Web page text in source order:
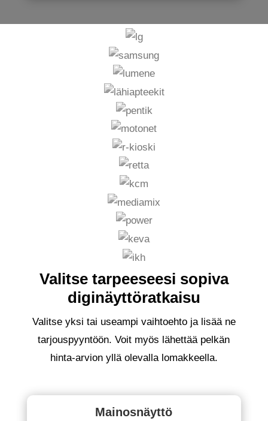
Valitse tarpeeseesi sopiva
diginäyttöratkaisu
Valitse yksi tai useampi vaihtoehto ja lisää ne
tarjouspyyntöön. Voit myös lähettää pelkän
hinta-arvion yllä olevalla lomakkeella.
Mainosnäyttö